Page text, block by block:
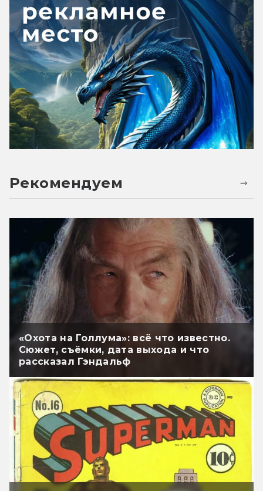
Рекомендуем
«Охота на Голлума»: всё что известно.
Сюжет, съёмки, дата выхода и что
рассказал Гэндальф